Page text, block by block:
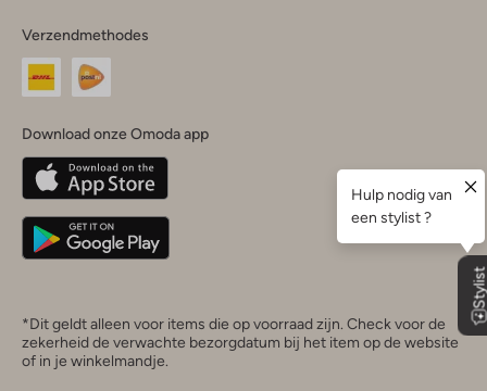
je
land
Nederland
Belgique(Français)
Deutschland
Verzendmethodes
Download onze Omoda app
*Dit geldt alleen voor items die op voorraad zijn. Check voor de
zekerheid de verwachte bezorgdatum bij het item op de website
of in je winkelmandje.